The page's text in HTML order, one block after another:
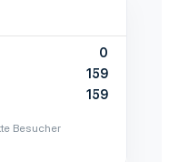
0
159
159
Besucher